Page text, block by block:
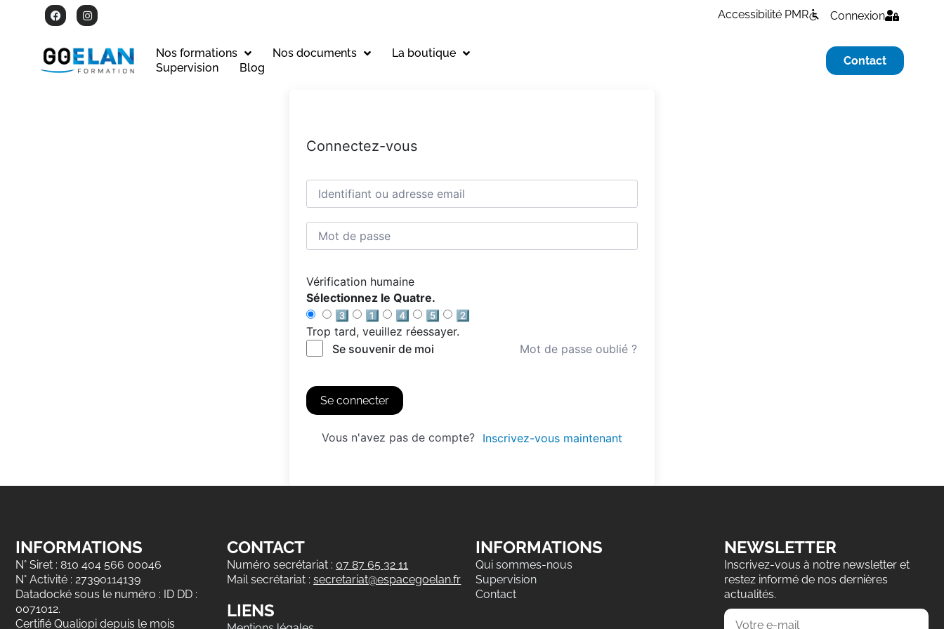
Accessibilité PMR Connexion
Nos formations Nos documents
La boutique
Supervision
Blog
Contact
Connectez-vous
Vérification humaine
Sélectionnez le Quatre.
3️⃣
1️⃣ 4️⃣ 5️⃣
2️⃣
Trop tard, veuillez réessayer.
Se souvenir de moi
Mot de passe oublié ?
Se connecter
Vous n'avez pas de compte? Inscrivez-vous maintenant
INFORMATIONS
N° Siret : 810 404 566 00046
N° Activité : 27390114139
Datadocké sous le numéro : ID DD :
0071012.
Certifié Qualiopi depuis le mois
CONTACT
Numéro secrétariat : 07 87 65 32 11
Mail secrétariat :secretariat@espacegoelan.fr
LIENS
INFORMATIONS
Qui sommes-nous
Supervision
Contact
NEWSLETTER
Inscrivez-vous à notre newsletter et
restez informé de nos dernières
actualités.